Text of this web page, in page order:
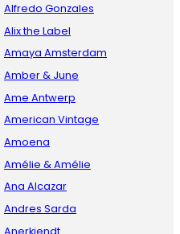
Alfredo Gonzales
Alix the Label
Amaya Amsterdam
Amber & June
Ame Antwerp
American Vintage
Amoena
Amélie & Amélie
Ana Alcazar
Andres Sarda
Anerkjendt